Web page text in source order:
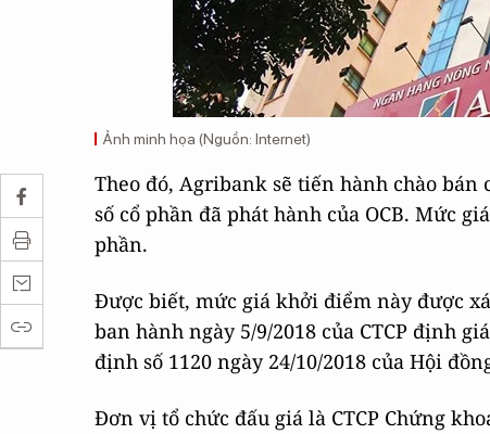
Ảnh minh họa (Nguồn: Internet)
Theo đó, Agribank sẽ tiến hành chào bán
số cổ phần đã phát hành của OCB. Mức
phần.
Được biết, mức giá khởi điểm này được
ban hành ngày 5/9/2018 của CTCP định
định số 1120 ngày 24/10/2018 của Hội
Đơn vị tổ chức đấu giá là CTCP Chứng